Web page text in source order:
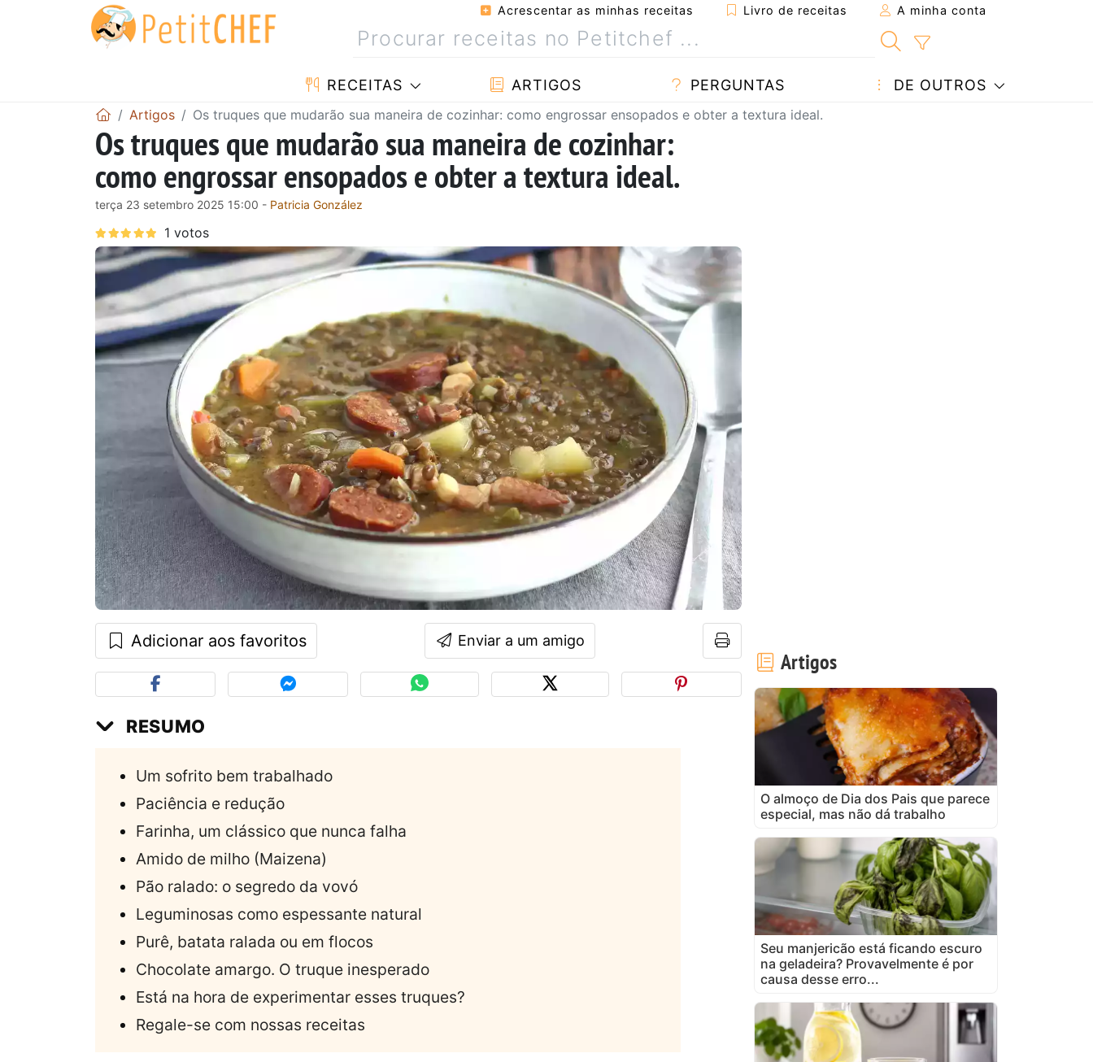
Acrescentar as minhas receitas Livro de receitas A minha conta
RECEITAS ARTIGOS PERGUNTAS DE OUTROS
Artigos Os truques que mudarão sua maneira de cozinhar: como engrossar ensopados e obter a textura ideal.
Os truques que mudarão sua maneira de cozinhar:
como engrossar ensopados e obter a textura ideal.
terça 23 setembro 2025 15:00 - Patricia González
Adicionar aos favoritos Enviar a um amigo
RESUMO
Um sofrito bem trabalhado
Paciência e redução
Farinha, um clássico que nunca falha
Amido de milho (Maizena)
Pão ralado: o segredo da vovó
Leguminosas como espessante natural
Purê, batata ralada ou em flocos
Chocolate amargo. O truque inesperado
Está na hora de experimentar esses truques?
Regale-se com nossas receitas
Artigos
O almoço de Dia dos Pais que parece
especial, mas não dá trabalho
Seu manjericão está ficando escuro
na geladeira? Provavelmente é por
causa desse erro...